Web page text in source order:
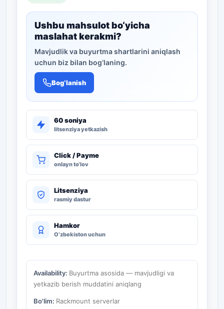
Ushbu mahsulot bo‘yicha
maslahat kerakmi?
Mavjudlik va buyurtma shartlarini aniqlash
uchun biz bilan bog‘laning.
Bog‘lanish
60 soniya
litsenziya yetkazish
Click / Payme
onlayn to‘lov
Litsenziya
rasmiy dastur
Hamkor
O‘zbekiston uchun
Availability: Buyurtma asosida — mavjudligi va
yetkazib berish muddatini aniqlang
Bo'lim: Rackmount serverlar